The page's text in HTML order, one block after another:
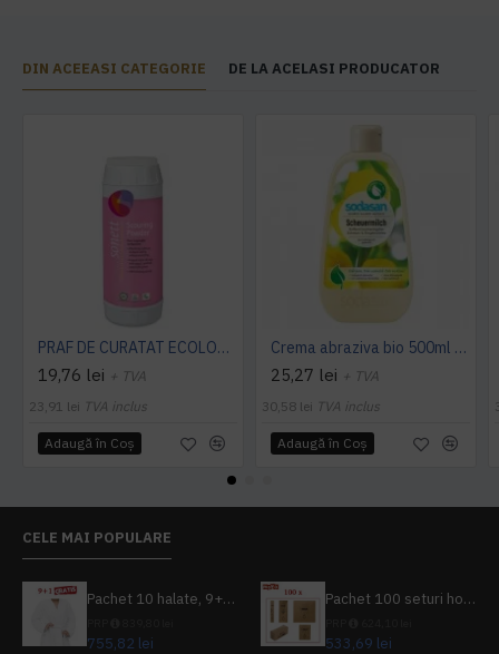
DIN ACEEASI CATEGORIE DE LA ACELASI PRODUCATOR
PRAF DE CURATAT ECOLOGIC 450G Sonett
19,76 lei + TVA
23,91 lei TVA inclus
Adaugă în Coş
Crema abraziva bio 500ml SODASAN
25,27 lei + TVA
30,58 lei TVA inclus
Adaugă în Coş
CELE MAI POPULARE
Pachet 10 halate, 9+1 gratuit
755,82 lei
Pachet 100 seturi hoteliere, set dentar, set barbierit, casca de dus, pila unghii, set cusut
533,69 lei